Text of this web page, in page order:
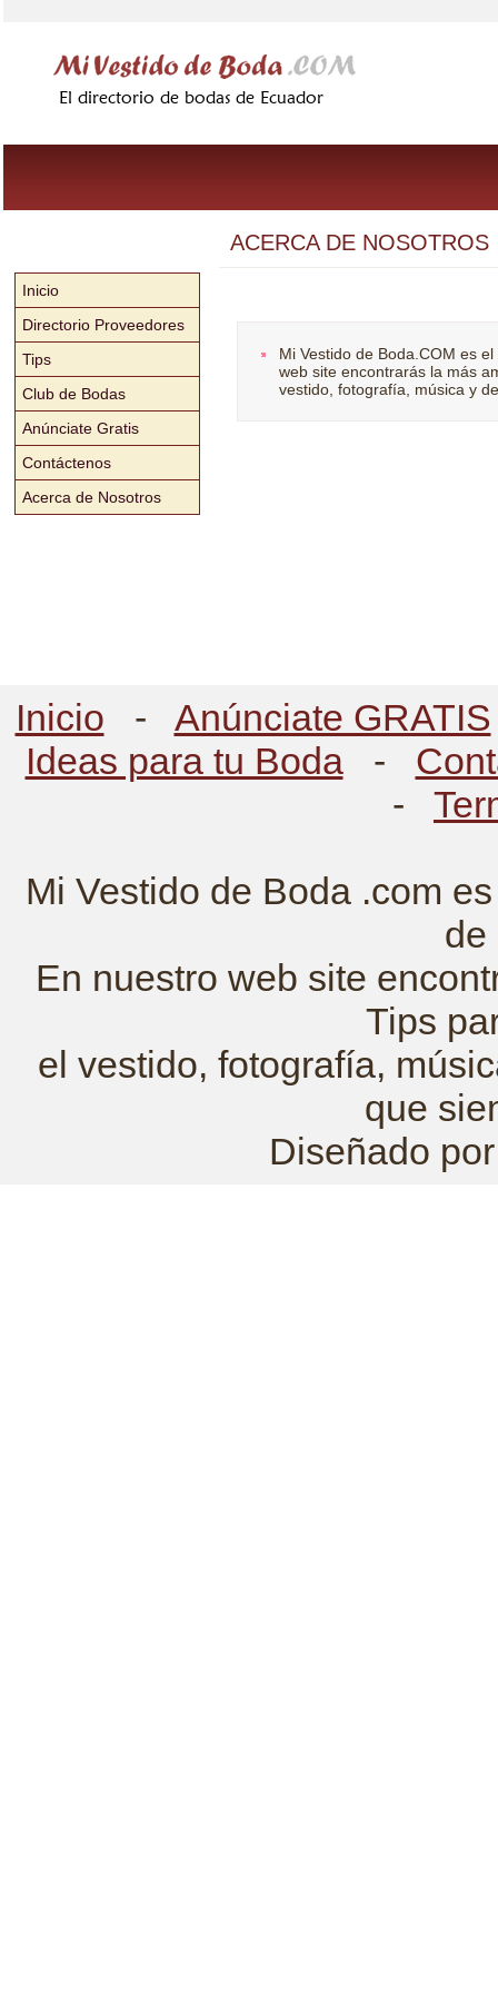
Inicio
Directorio Proveedores
Tips
Club de Bodas
Anúnciate Gratis
Contáctenos
Acerca de Nosotros
ACERCA DE NOSOTROS
Mi Vestido de Boda.COM es
web site encontrarás la más
vestido, fotografía, música y
Inicio - Anúnciate GRATIS
Ideas para tu Boda-
-
Mi Vestido de Boda .com
de
En nuestro web site
Tips
el vestido, fotografía,
que
Diseñado